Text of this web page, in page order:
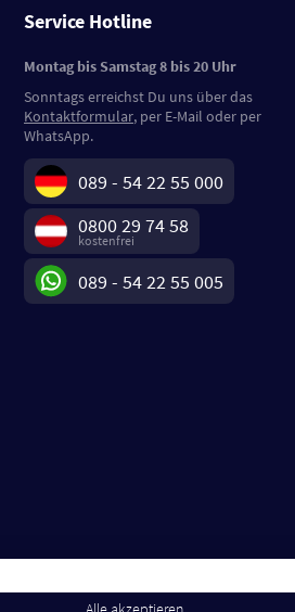
Service Hotline
Montag bis Samstag 8 bis 20 Uhr
Sonntags erreichst Du uns über das
Kontaktformular, per E-Mail oder per
WhatsApp.
089 - 54 22 55 000
0800 29 74 58
kostenfrei
089 - 54 22 55 005